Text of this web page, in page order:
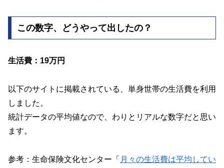
この数字、どうやって出したの？
生活費：19万円
以下のサイトに掲載されている、単身世帯の生活費を利用
しました。
統計データの平均値なので、わりとリアルな数字だと思い
ます。
参考：生命保険文化センター「 月々の生活費は平均してい